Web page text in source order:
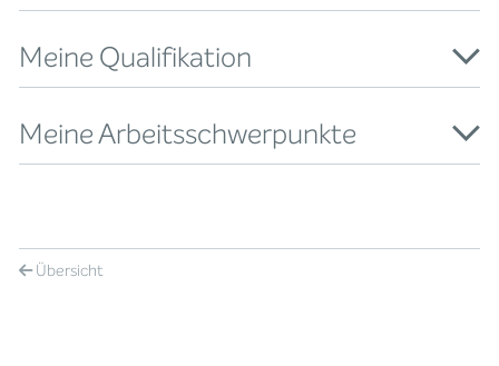
Meine Qualifikation
Meine Arbeitsschwerpunkte
Übersicht